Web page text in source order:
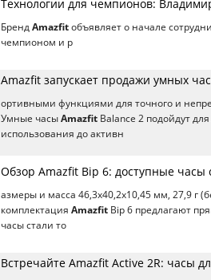
Технологии для чемпионов:
Бренд Amazfit объявляет о начале
чемпионом и р
Amazfit запускает продажи умных
ортивными функциями для точного и
Умные часы Amazfit Balance 2 подойдут
использования до активн
Обзор Amazfit Bip 6: доступные часы
азмеры и масса 46,3х40,2х10,45 мм, 27,9 г
комплектация Amazfit Bip 6 предлагают
часы стали то
Встречайте Amazfit Active 2R: часы